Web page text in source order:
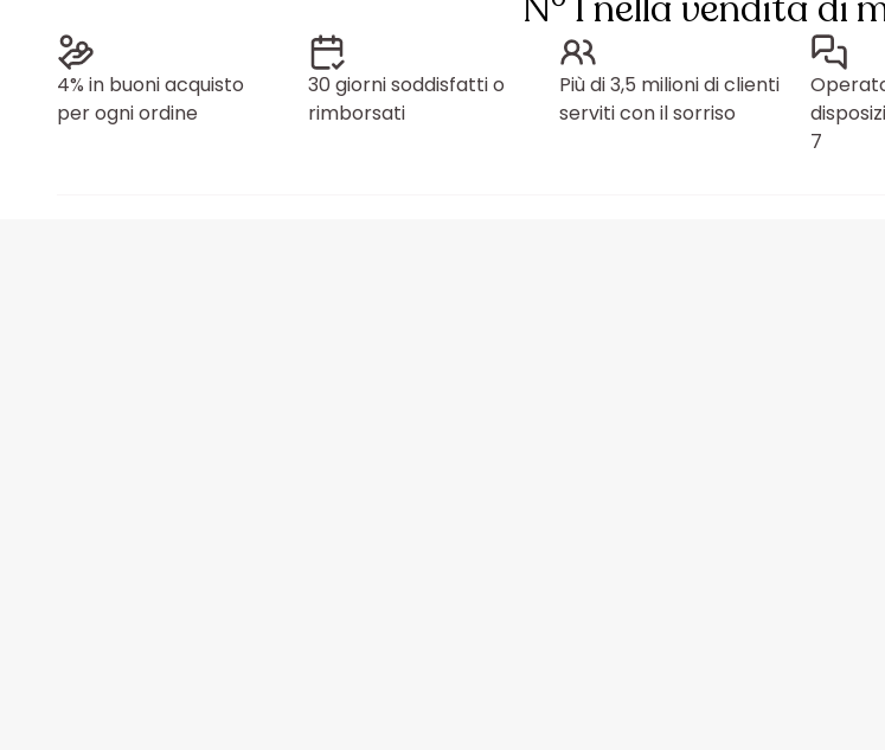
4% in buoni acquisto
per ogni ordine
30 giorni soddisfatti o
rimborsati
Più di 3,5 milioni di clienti
serviti con il sorriso
7